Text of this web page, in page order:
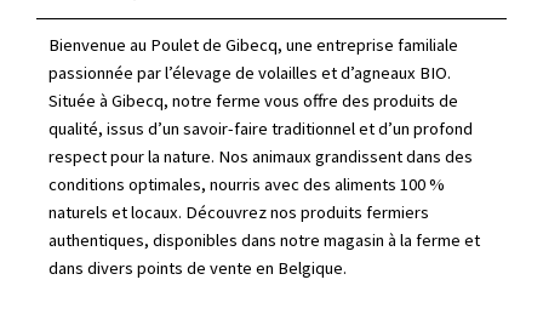
Bienvenue au Poulet de Gibecq, une entreprise familiale
passionnée par l’élevage de volailles et d’agneaux BIO.
Située à Gibecq, notre ferme vous offre des produits de
qualité, issus d’un savoir-faire traditionnel et d’un profond
respect pour la nature. Nos animaux grandissent dans des
conditions optimales, nourris avec des aliments 100 %
naturels et locaux. Découvrez nos produits fermiers
authentiques, disponibles dans notre magasin à la ferme et
dans divers points de vente en Belgique.